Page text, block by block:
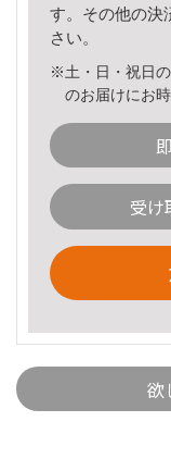
す。その他の決
さい。
※土・日・祝日
のお届けにお
受け
欲